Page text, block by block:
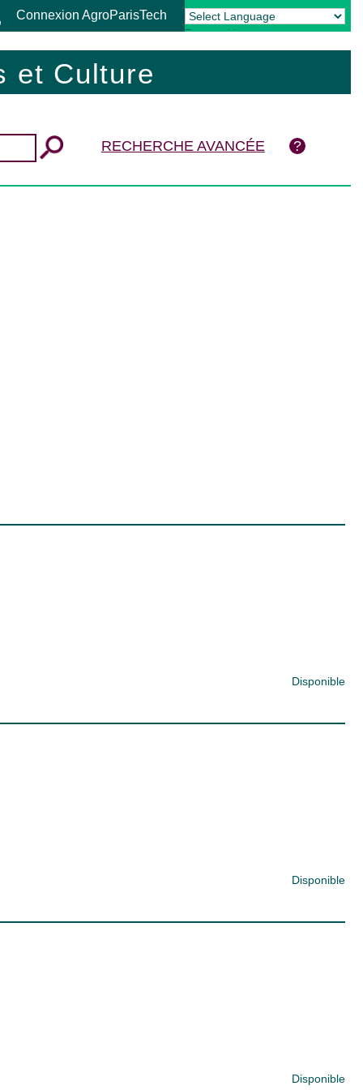
Connexion AgroParisTech
Powered by Translate
et Culture
RECHERCHE AVANCÉE
Disponible
Disponible
Disponible